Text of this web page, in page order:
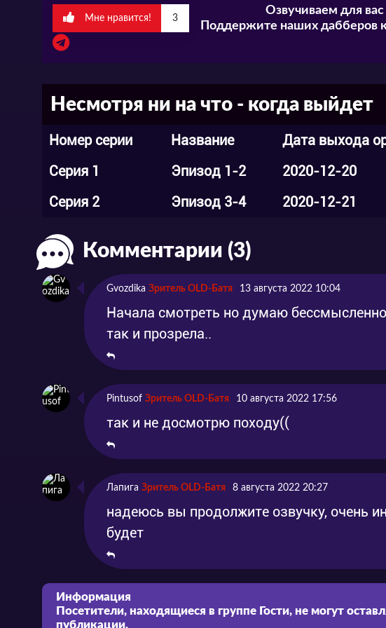
делиться своим мнением и впечатлениями в
Мне нравится! 3
Озвучиваем для
Поддержите наших дабберов
Несмотря ни на что - когда выйдет
Номер серии Название Дата выхода
Серия 1
Эпизод 1-2 2020-12-20
Серия 2
Эпизод 3-4 2020-12-21
Комментарии (3)
Gvozdika Зритель OLD-Батя 13 августа 2022 10:04
Начала смотреть но думаю
так и прозрела..
Pintusof Зритель OLD-Батя 10 августа 2022 17:56
так и не досмотрю походу((
Лапига Зритель OLD-Батя 8 августа 2022 20:27
надеюсь вы продолжите озвучку, очень
будет
Информация
Посетители, находящиеся в группе Гости, не могут
публикации.